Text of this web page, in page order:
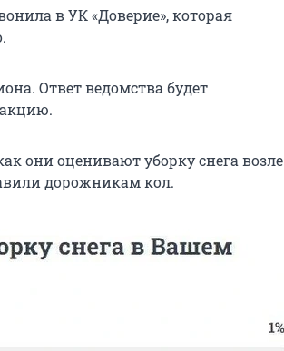
в УК «Доверие», которая
Ответ ведомства будет
они оценивают уборку снега возле
дорожникам кол.